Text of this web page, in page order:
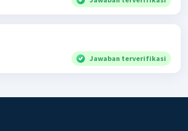
Jawaban terverifikasi